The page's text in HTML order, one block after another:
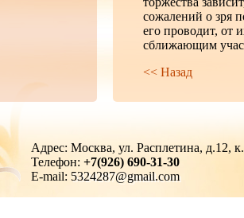
сожалений о зря
его проводит, от
сближающим
<< Назад
Адрес: Москва, ул. Расплетина, д.12,
Телефон: +7(926) 690-31-30
E-mail: 5324287@gmail.com